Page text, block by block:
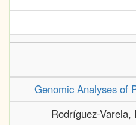
Genomic Analyses of
Rodríguez-